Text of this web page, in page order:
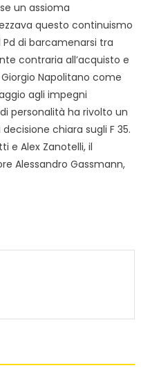
un assioma
questo continuismo
di barcamenarsi tra
contraria all’acquisto e
Napolitano come
agli impegni
personalità ha rivolto un
chiara sugli F 35.
e Alex Zanotelli, il
Alessandro Gassmann,